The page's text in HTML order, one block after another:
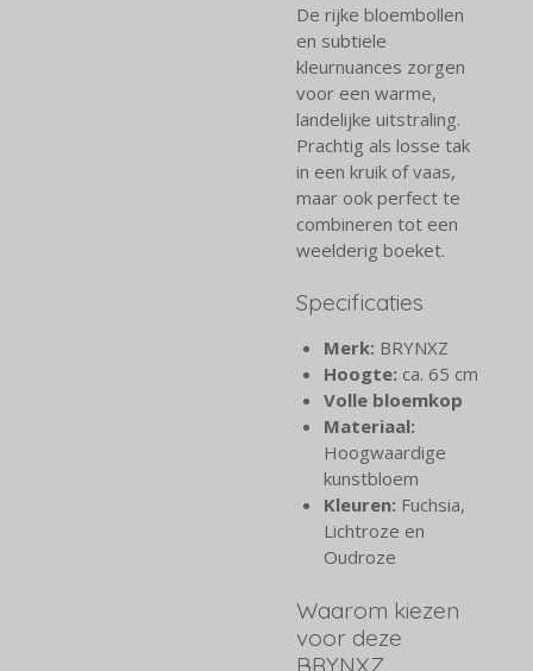
De rijke bloembollen
en subtiele
kleurnuances zorgen
voor een warme,
landelijke uitstraling.
Prachtig als losse tak
in een kruik of vaas,
maar ook perfect te
combineren tot een
weelderig boeket.
Specificaties
Merk: BRYNXZ
Hoogte: ca. 65 cm
Volle bloemkop
Materiaal:
Hoogwaardige
kunstbloem
Kleuren: Fuchsia,
Lichtroze en
Oudroze
Waarom kiezen
voor deze
BRYNXZ